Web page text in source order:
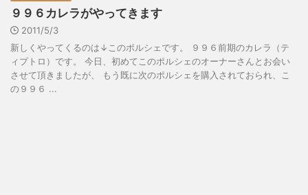
９９６カレラがやってきます
2011/5/3
新しくやってくるのは↓このポルシェです。 ９９６前期のカレラ（テ
ィプトロ）です。 今日、初めてこのポルシェのオーナーさんとお会い
させて頂きましたが、 もう既に次のポルシェを購入されておられ、こ
の９９６ ...